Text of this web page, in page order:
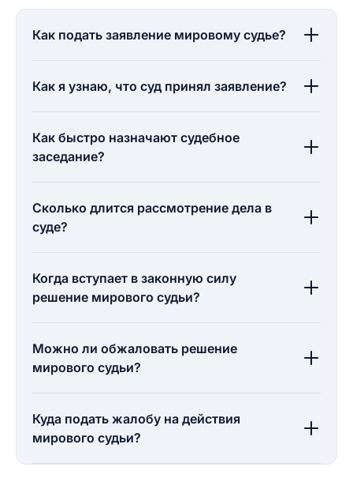
Как подать заявление мировому судье?
Как я узнаю, что суд принял заявление?
Как быстро назначают судебное
заседание?
Сколько длится рассмотрение дела в
суде?
Когда вступает в законную силу
решение мирового судьи?
Можно ли обжаловать решение
мирового судьи?
Куда подать жалобу на действия
мирового судьи?